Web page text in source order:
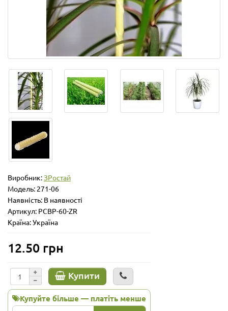
Виробник:ЗРостай
Модель: 271-06
Наявність: В наявності
Артикул: PCBP-60-ZR
Країна: Україна
12.50 грн
Купити
Купуйте більше — платіть менше